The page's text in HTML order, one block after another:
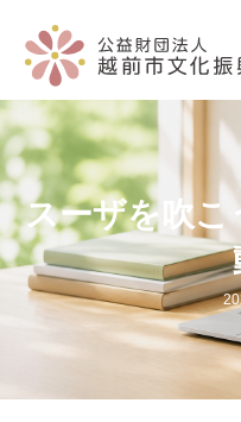
へ
ス
キ
ッ
プ
ョ
ン
に
移
動 スーザを吹